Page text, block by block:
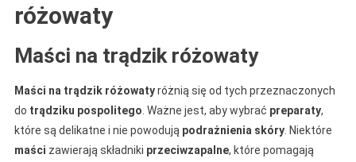
różowaty
Maści na trądzik różowaty
Maści na trądzik różowatyróżnią się od tych przeznaczonych
do trądziku pospolitego . Ważne jest, aby wybrać preparaty,
które są delikatne i nie powodują podrażnienia skóry. Niektóre
maści zawierają składniki przeciwzapalne, które pomagają